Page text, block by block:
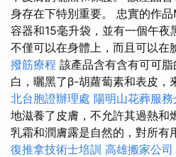
身存在下特別重要。 忠實的作
容器和15毫升袋，並有一個午夜
不僅可以在身體上，而且可以在
撥筋療程 該產品含有含有可可
白，曬黑了β-胡蘿蔔素和表皮，
北台胞證辦理處 陽明山花葬服務
地滋養了皮膚，不允許其過熱和
乳霜和潤膚露是自然的，對所有
復推拿技術士培訓 高雄搬家公司